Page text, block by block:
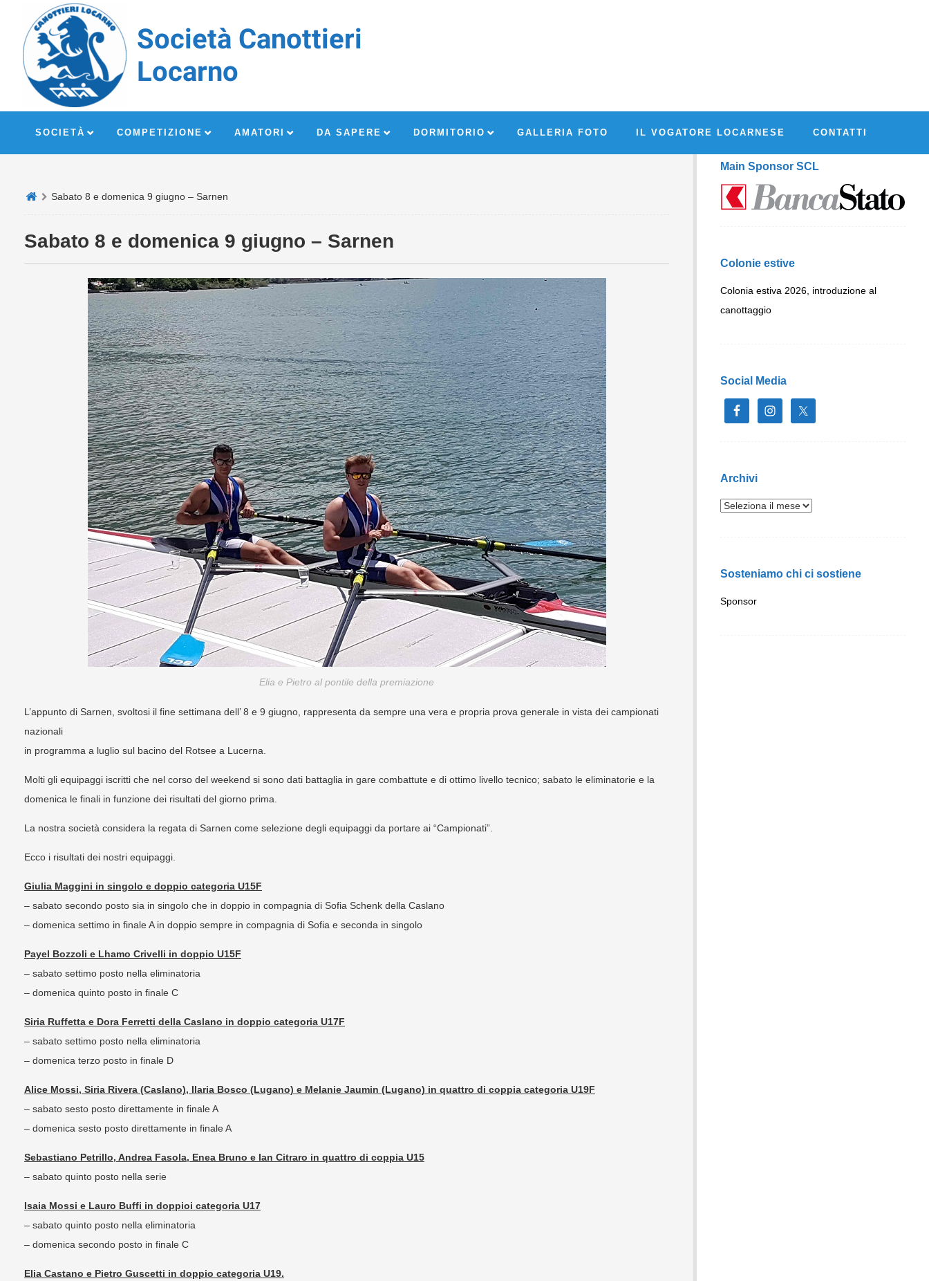
Società Canottieri
Locarno
SOCIETÀ COMPETIZIONE AMATORI DA SAPERE DORMITORIO GALLERIA FOTO IL VOGATORE LOCARNESE CONTATTI
Sabato 8 e domenica 9 giugno – Sarnen
Sabato 8 e domenica 9 giugno – Sarnen
Elia e Pietro al pontile della premiazione
L’appunto di Sarnen, svoltosi il fine settimana dell’ 8 e 9 giugno, rappresenta da sempre una vera e propria prova generale in vista dei campionati
nazionali
in programma a luglio sul bacino del Rotsee a Lucerna.
Molti gli equipaggi iscritti che nel corso del weekend si sono dati battaglia in gare combattute e di ottimo livello tecnico; sabato le eliminatorie e la
domenica le finali in funzione dei risultati del giorno prima.
La nostra società considera la regata di Sarnen come selezione degli equipaggi da portare ai “Campionati”.
Ecco i risultati dei nostri equipaggi.
Giulia Maggini in singolo e doppio categoria U15F
– sabato secondo posto sia in singolo che in doppio in compagnia di Sofia Schenk della Caslano
– domenica settimo in finale A in doppio sempre in compagnia di Sofia e seconda in singolo
Payel Bozzoli e Lhamo Crivelli in doppio U15F
– sabato settimo posto nella eliminatoria
– domenica quinto posto in finale C
Siria Ruffetta e Dora Ferretti della Caslano in doppio categoria U17F
– sabato settimo posto nella eliminatoria
– domenica terzo posto in finale D
Alice Mossi, Siria Rivera (Caslano), Ilaria Bosco (Lugano) e Melanie Jaumin (Lugano) in quattro di coppia categoria U19F
– sabato sesto posto direttamente in finale A
– domenica sesto posto direttamente in finale A
Sebastiano Petrillo, Andrea Fasola, Enea Bruno e Ian Citraro in quattro di coppia U15
– sabato quinto posto nella serie
Isaia Mossi e Lauro Buffi in doppioi categoria U17
– sabato quinto posto nella eliminatoria
– domenica secondo posto in finale C
Elia Castano e Pietro Guscetti in doppio categoria U19.
Main Sponsor SCL
Colonie estive
Colonia estiva 2026, introduzione al
canottaggio
Social Media
Archivi
Sosteniamo chi ci sostiene
Sponsor